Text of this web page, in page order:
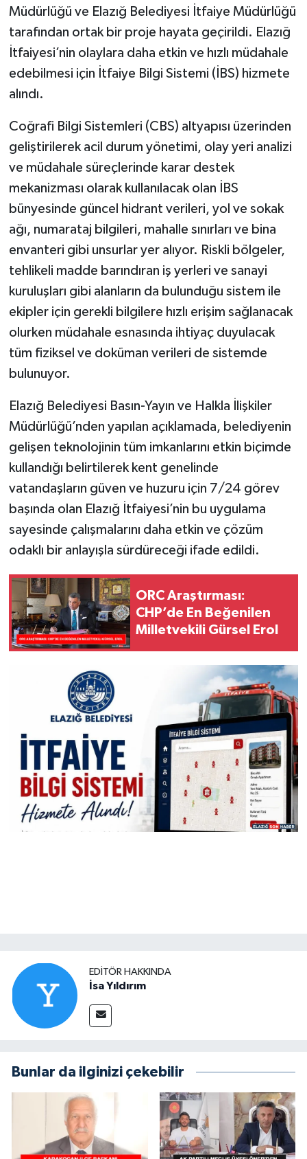
Müdürlüğü ve Elazığ Belediyesi İtfaiye Müdürlüğü
tarafından ortak bir proje hayata geçirildi. Elazığ
İtfaiyesi’nin olaylara daha etkin ve hızlı müdahale
edebilmesi için İtfaiye Bilgi Sistemi (İBS) hizmete
alındı.
Coğrafi Bilgi Sistemleri (CBS) altyapısı üzerinden
geliştirilerek acil durum yönetimi, olay yeri analizi
ve müdahale süreçlerinde karar destek
mekanizması olarak kullanılacak olan İBS
bünyesinde güncel hidrant verileri, yol ve sokak
ağı, numarataj bilgileri, mahalle sınırları ve bina
envanteri gibi unsurlar yer alıyor. Riskli bölgeler,
tehlikeli madde barındıran iş yerleri ve sanayi
kuruluşları gibi alanların da bulunduğu sistem ile
ekipler için gerekli bilgilere hızlı erişim sağlanacak
olurken müdahale esnasında ihtiyaç duyulacak
tüm fiziksel ve doküman verileri de sistemde
bulunuyor.
Elazığ Belediyesi Basın-Yayın ve Halkla İlişkiler
Müdürlüğü’nden yapılan açıklamada, belediyenin
gelişen teknolojinin tüm imkanlarını etkin biçimde
kullandığı belirtilerek kent genelinde
vatandaşların güven ve huzuru için 7/24 görev
başında olan Elazığ İtfaiyesi’nin bu uygulama
sayesinde çalışmalarını daha etkin ve çözüm
odaklı bir anlayışla sürdüreceği ifade edildi.
ORC Araştırması:
CHP’de En Beğenilen
Milletvekili Gürsel Erol
EDITÖR HAKKINDA
İsa Yıldırım
Bunlar da ilginizi çekebilir
YAŞAM